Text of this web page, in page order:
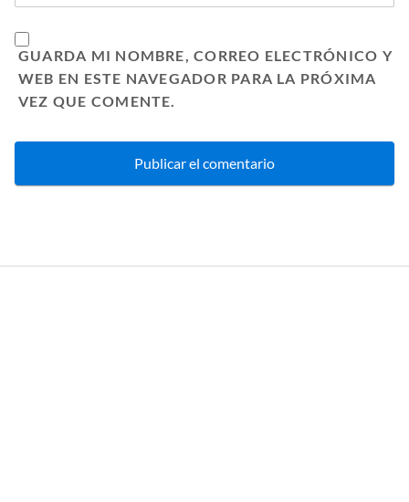
GUARDA MI NOMBRE, CORREO ELECTRÓNICO Y
WEB EN ESTE NAVEGADOR PARA LA PRÓXIMA
VEZ QUE COMENTE.